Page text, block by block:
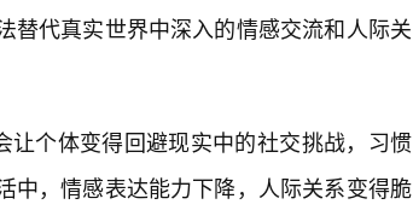
替代真实世界中深入的情感交流和人际关
让个体变得回避现实中的社交挑战，习惯
中，情感表达能力下降，人际关系变得脆